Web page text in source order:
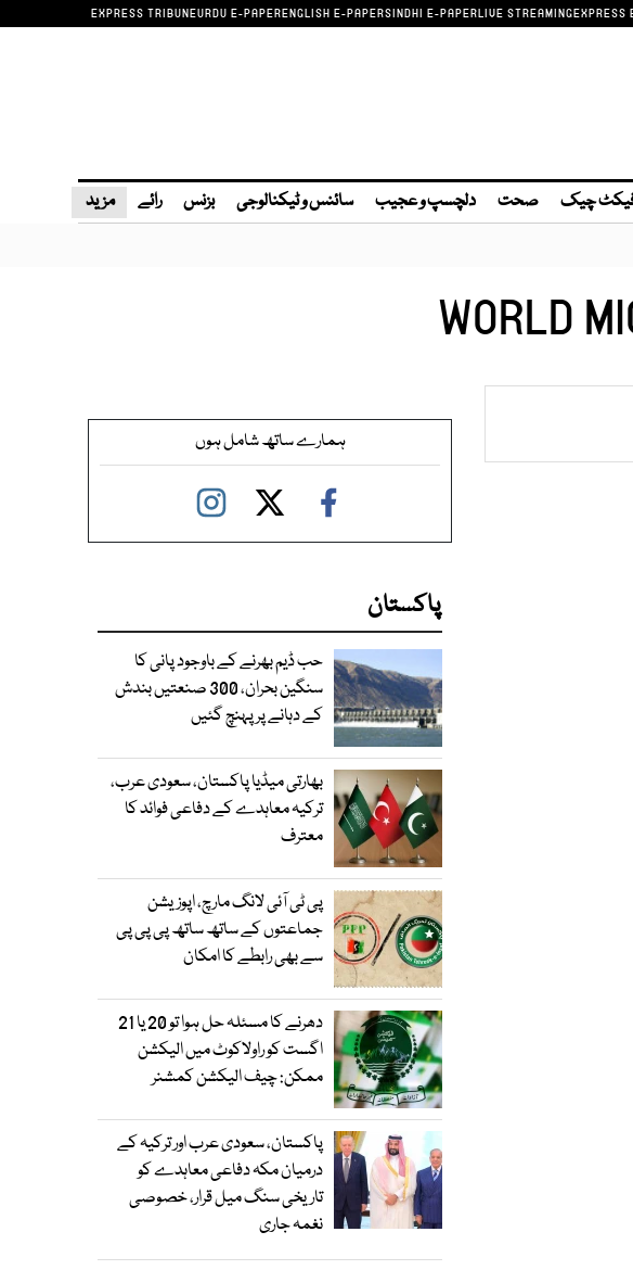
EXPRESS TRIBUNEURDU E-PAPERENGLISH E-PAPERSINDHI E-PAPERLIVE STREAMINGEXPRESS
چیک صحت دلچسپ و عجیب سائنس و ٹیکنالوجی بزنس رائے مزید
WORLD
ہمارے ساتھ شامل ہوں
پاکستان
حب ڈیم بھرنے کے باوجود پانی کا
سنگین بحران، 300 صنعتیں بندش
کے دہانے پر پہنچ گئیں
بھارتی میڈیا پاکستان، سعودی عرب،
ترکیہ معاہدے کے دفاعی فوائد کا
معترف
پی ٹی آئی لانگ مارچ، اپوزیشن
جماعتوں کے ساتھ ساتھ پی پی پی
سے بھی رابطے کا امکان
دھرنے کا مسئلہ حل ہوا تو 20 یا 21
اگست کو راولاکوٹ میں الیکشن
ممکن: چیف الیکشن کمشنر
پاکستان، سعودی عرب اور ترکیہ کے
درمیان مکہ دفاعی معاہدے کو
تاریخی سنگ میل قرار، خصوصی
نغمہ جاری